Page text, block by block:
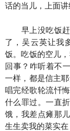
话的当儿，上面讲
早上没吃饭赶
了，吴云英让我
饭。吃饭的空儿
回事？咋听着不
一样，都是信主
唱完经歌轮流忏
什么罪过。一直
饿，我差点瘫那
生生卖我的菜实在